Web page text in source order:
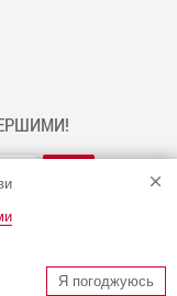
Я погоджуюсь
2026